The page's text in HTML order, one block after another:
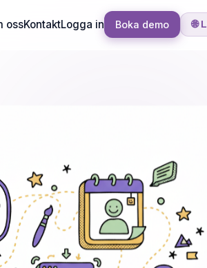
ossKontaktLogga in Boka demo 🌐